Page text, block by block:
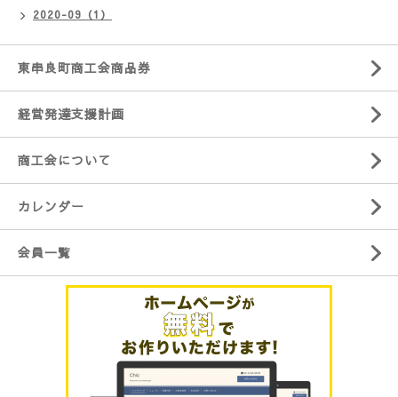
2020-09（1）
東串良町商工会商品券
経営発達支援計画
商工会について
カレンダー
会員一覧